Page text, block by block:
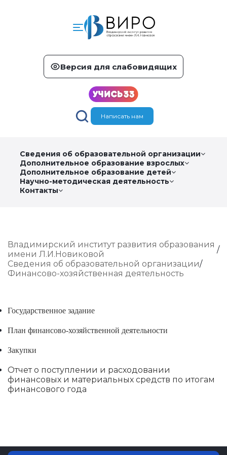
Версия для слабовидящих
Написать нам
Сведения об образовательной организации
Дополнительное образование взрослых
Дополнительное образование детей
Научно-методическая деятельность
Контакты
Владимирский институт развития образования
имени Л.И.Новиковой
Сведения об образовательной организации
Финансово-хозяйственная деятельность
Государственное задание
План финансово-хозяйственной деятельности
Закупки
Отчет о поступлении и расходовании
финансовых и материальных средств по итогам
финансового года